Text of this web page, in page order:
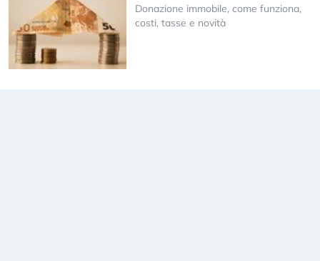
Donazione immobile, come funziona,
costi, tasse e novità